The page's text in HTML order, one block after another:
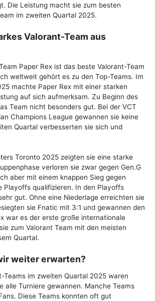
Die Leistung macht sie zum besten
im zweiten Quartal 2025.
Valorant-Team aus
Paper Rex ist das beste Valorant-Team
weltweit gehört es zu den Top-Teams. Im
machte Paper Rex mit einer starken
auf sich aufmerksam. Zu Beginn des
Team nicht besonders gut. Bei der VCT
Champions League gewannen sie keine
Quartal verbesserten sie sich und
Toronto 2025 zeigten sie eine starke
verloren sie zwar gegen Gen.G
aber mit einem knappen Sieg gegen
Playoffs qualifizieren. In den Playoffs
gut. Ohne eine Niederlage erreichten sie
sie Fnatic mit 3:1 und gewannen den
war es der erste große internationale
zum Valorant Team mit den meisten
Quartal.
weiter erwarten?
Teams im zweiten Quartal 2025 waren
alle Turniere gewannen. Manche Teams
Diese Teams konnten oft gut